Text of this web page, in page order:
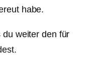
habe.
weiter den für